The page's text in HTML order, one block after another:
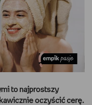
to najprostszy
oczyścić cerę.